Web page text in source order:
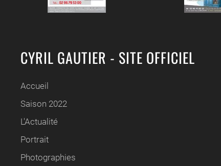
CYRIL GAUTIER - SITE OFFICIEL
Accueil
Saison 2022
L'Actualité
Portrait
Photographies